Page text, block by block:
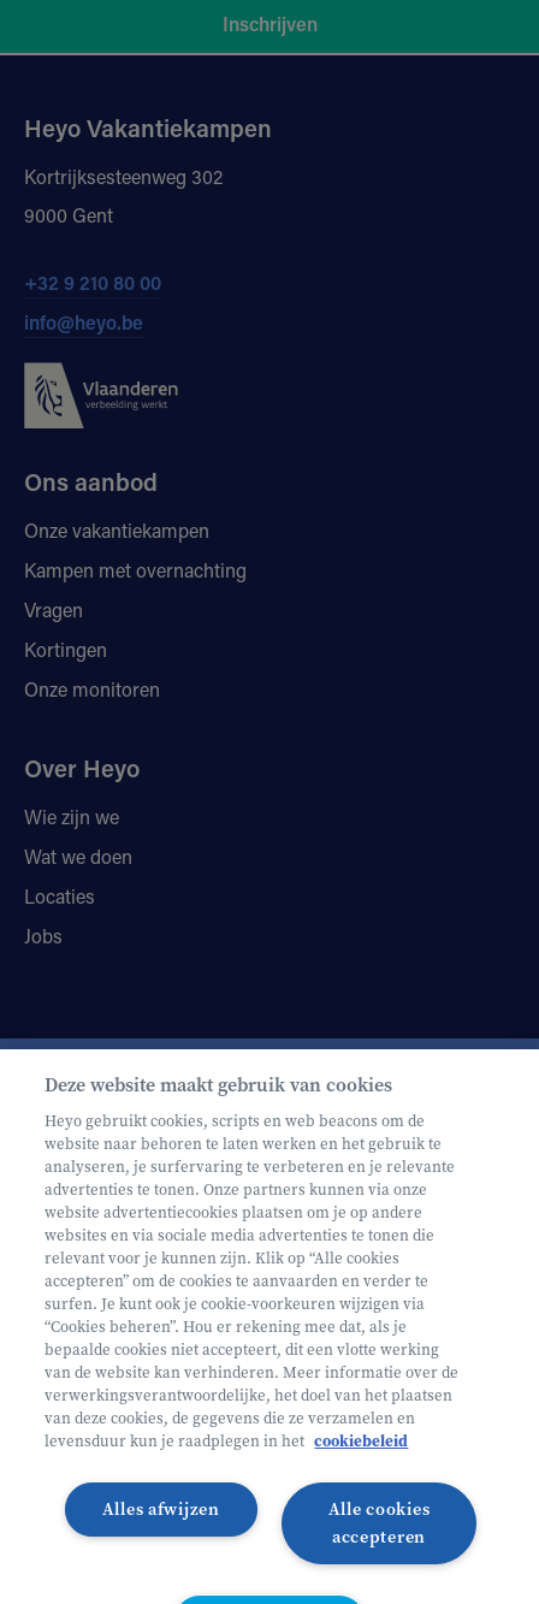
Inschrijven
Heyo Vakantiekampen
Kortrijksesteenweg 302
9000 Gent
+32 9 210 80 00
info@heyo.be
Ons aanbod
Onze vakantiekampen
Kampen met overnachting
Vragen
Kortingen
Onze monitoren
Over Heyo
Wie zijn we
Wat we doen
Locaties
Jobs
Schrijf je in op onze nieuwsbrief
Volg ons op
Volg onze Facebook pagina
Volg onze Instagram pagina
Volg onze LinkedIn pagina
Volg onze TikTok pagina
Partner van Helan
Toegankelijkheidsverklaring ↗
Cookie policy
Algemene voorwaarden
Integriteitsbeleid
Illustraties van Freepik
Deze website maakt gebruik van cookies
Heyo gebruikt cookies, scripts en web beacons om de
website naar behoren te laten werken en het gebruik te
analyseren, je surfervaring te verbeteren en je relevante
advertenties te tonen. Onze partners kunnen via onze
website advertentiecookies plaatsen om je op andere
websites en via sociale media advertenties te tonen die
relevant voor je kunnen zijn. Klik op “Alle cookies
accepteren” om de cookies te aanvaarden en verder te
surfen. Je kunt ook je cookie-voorkeuren wijzigen via
“Cookies beheren”. Hou er rekening mee dat, als je
bepaalde cookies niet accepteert, dit een vlotte werking
van de website kan verhinderen. Meer informatie over de
verwerkingsverantwoordelijke, het doel van het plaatsen
van deze cookies, de gegevens die ze verzamelen en
levensduur kun je raadplegen in het cookiebeleid
Alle cookies
accepteren
Alles afwijzen